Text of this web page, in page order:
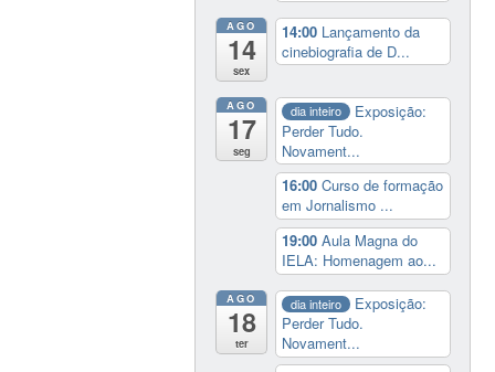
AGO
14
sex
14:00 Lançamento da
cinebiografia de D...
AGO
17
seg
dia inteiro
Exposição:
Perder Tudo.
Novament...
16:00Curso de formação
em Jornalismo ...
19:00Aula Magna do
IELA: Homenagem ao...
AGO
18
ter
dia inteiro
Exposição:
Perder Tudo.
Novament...